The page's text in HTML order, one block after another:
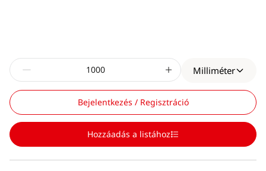
Milliméter
Bejelentkezés / Regisztráció
Hozzáadás a listához